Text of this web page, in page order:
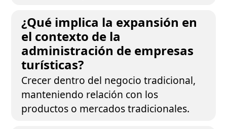
¿Qué implica la expansión en
el contexto de la
administración de empresas
turísticas?
Crecer dentro del negocio tradicional,
manteniendo relación con los
productos o mercados tradicionales.